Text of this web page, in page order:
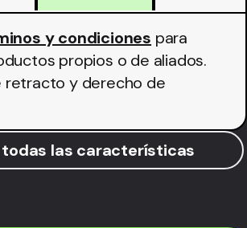
y condiciones para
propios o de aliados.
retracto y derecho de
todas las características